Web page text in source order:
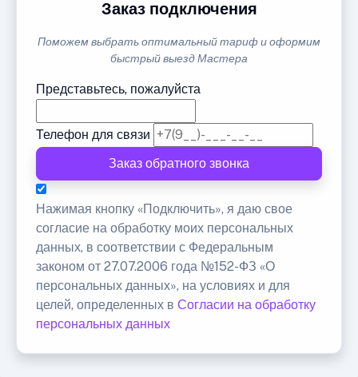
Заказ подключения
Поможем выбрать оптимальный тариф и оформим
быстрый выезд Мастера
Представьтесь, пожалуйста
Телефон для связи
Заказ обратного звонка
Нажимая кнопку «Подключить», я даю свое
согласие на обработку моих персональных
данных, в соответствии с Федеральным
законом от 27.07.2006 года №152-ФЗ «О
персональных данных», на условиях и для
целей, определенных в Согласии на обработку
персональных данных